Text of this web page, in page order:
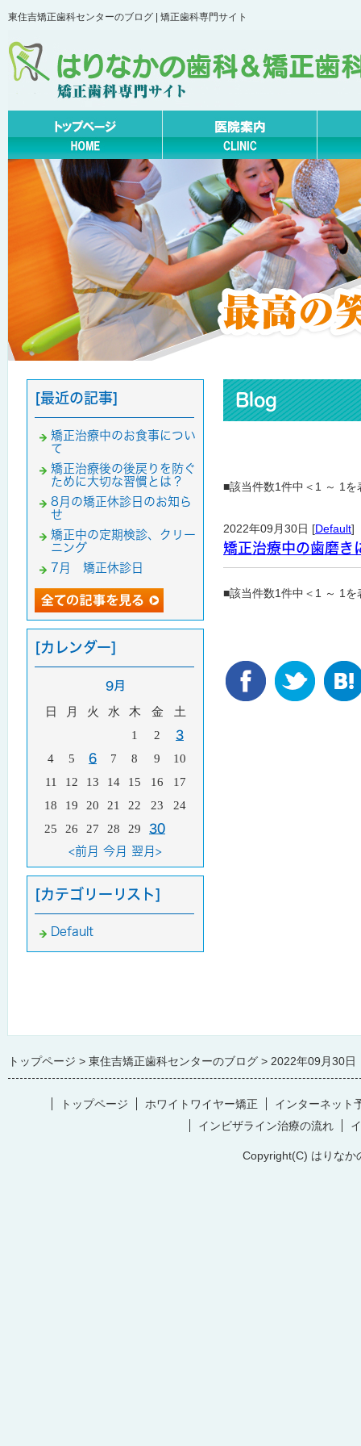
東住吉矯正歯科センターのブログ | 矯正歯科専門サイト
Blog
■該当件数1件中＜1 ～ 1を
2022年09月30日 [Default]
矯正治療中の歯磨き
■該当件数1件中＜1 ～ 1を
[最近の記事]
矯正治療中のお食事につい
て
矯正治療後の後戻りを防ぐ
ために大切な習慣とは？
8月の矯正休診日のお知ら
せ
矯正中の定期検診、クリー
ニング
7月 矯正休診日
[カレンダー]
9月
日 月 火 水 木 金
土
1
2 3
4 5 6 7 8 9
10
11
12 13 14 15 16
17
18
19 20 21 22 23
24
25
26 27 28 29
30
<前月 今月 翌月>
[カテゴリーリスト]
Default
トップページ 東住吉矯正歯科センターのブログ 2022年09月30日
トップページ ホワイトワイヤー矯正
インターネット
インビザライン治療の流れ
Copyright(C) はりなか